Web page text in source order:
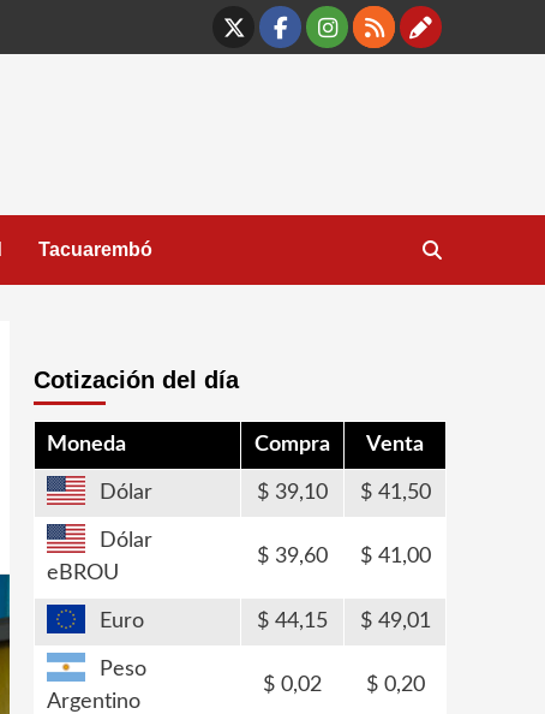
X Facebook
Instagram
RSS
Tacuarembó
Cotización del día
Moneda Compra Venta
Dólar 39,10 41,50
Dólar
eBROU
39,60 41,00
Euro 44,15 49,01
Peso
Argentino
0,02 0,20